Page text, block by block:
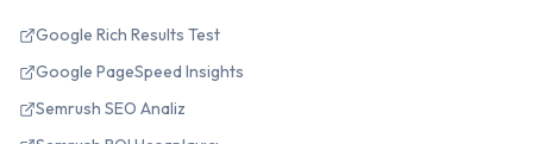
Google Rich Results Test
Google PageSpeed Insights
Semrush SEO Analiz